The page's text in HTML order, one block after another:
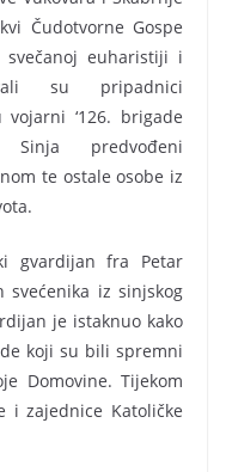
Čudotvorne Gospe
svečanoj euharistiji i
su pripadnici
‘126. brigade
Sinja predvođeni
te ostale osobe iz
gvardijan fra Petar
svećenika iz sinjskog
je istaknuo kako
koji su bili spremni
Domovine. Tijekom
i zajednice Katoličke